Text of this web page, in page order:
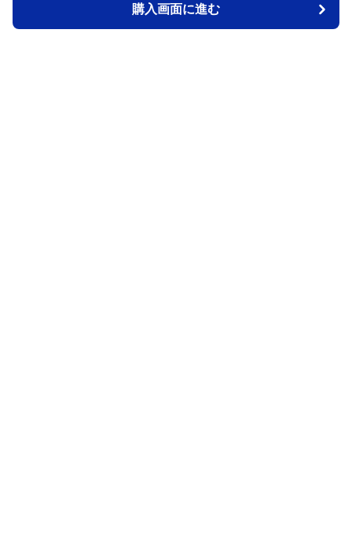
購入画面に進む
購入画面に進む